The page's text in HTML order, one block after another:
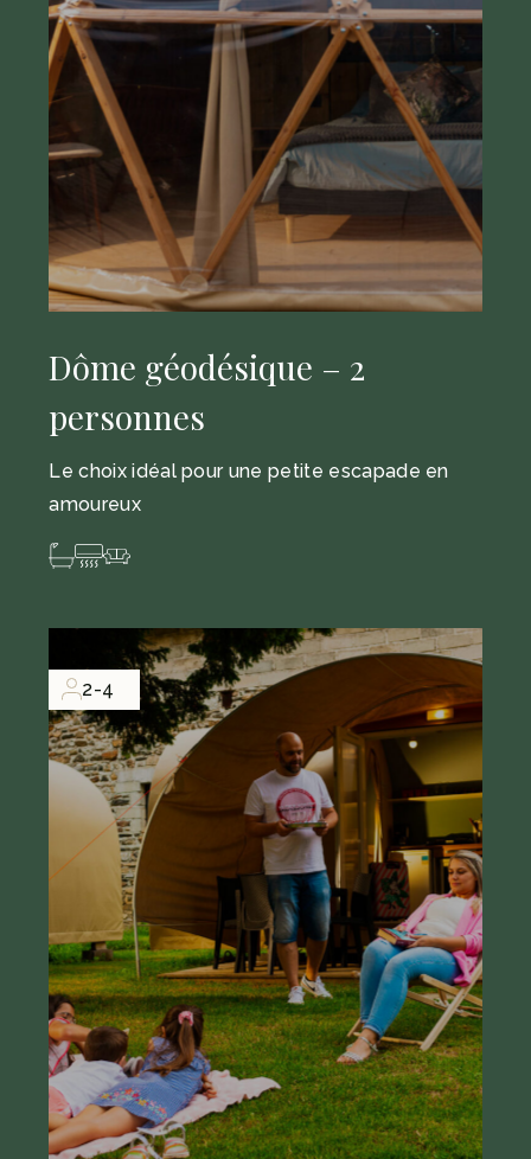
Dôme géodésique – 2
personnes
Le choix idéal pour une petite escapade en
amoureux
2-4